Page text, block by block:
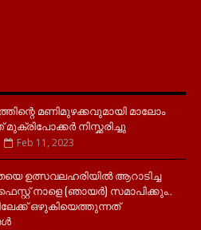
മണിമുഴക്കവുമായി മാലോം
നിസ്ക്കരിച്ചു
Feb 11, 2023
ഉത്സവലഹരിയിൽ ആറാടിച്ച
നാളെ (ഞായർ) സമാപിക്കും..
ഒഴുകിയെത്തുന്നത്